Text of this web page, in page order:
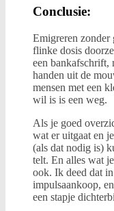
Conclusie:
Emigreren zonder
flinke dosis
een bankafschrift,
handen uit de
mensen met een
wil is is een weg.
Als je goed
wat er uitgaat en
(als dat nodig is)
telt. En alles wat
ook. Ik deed dat
impulsaankoop,
een stapje